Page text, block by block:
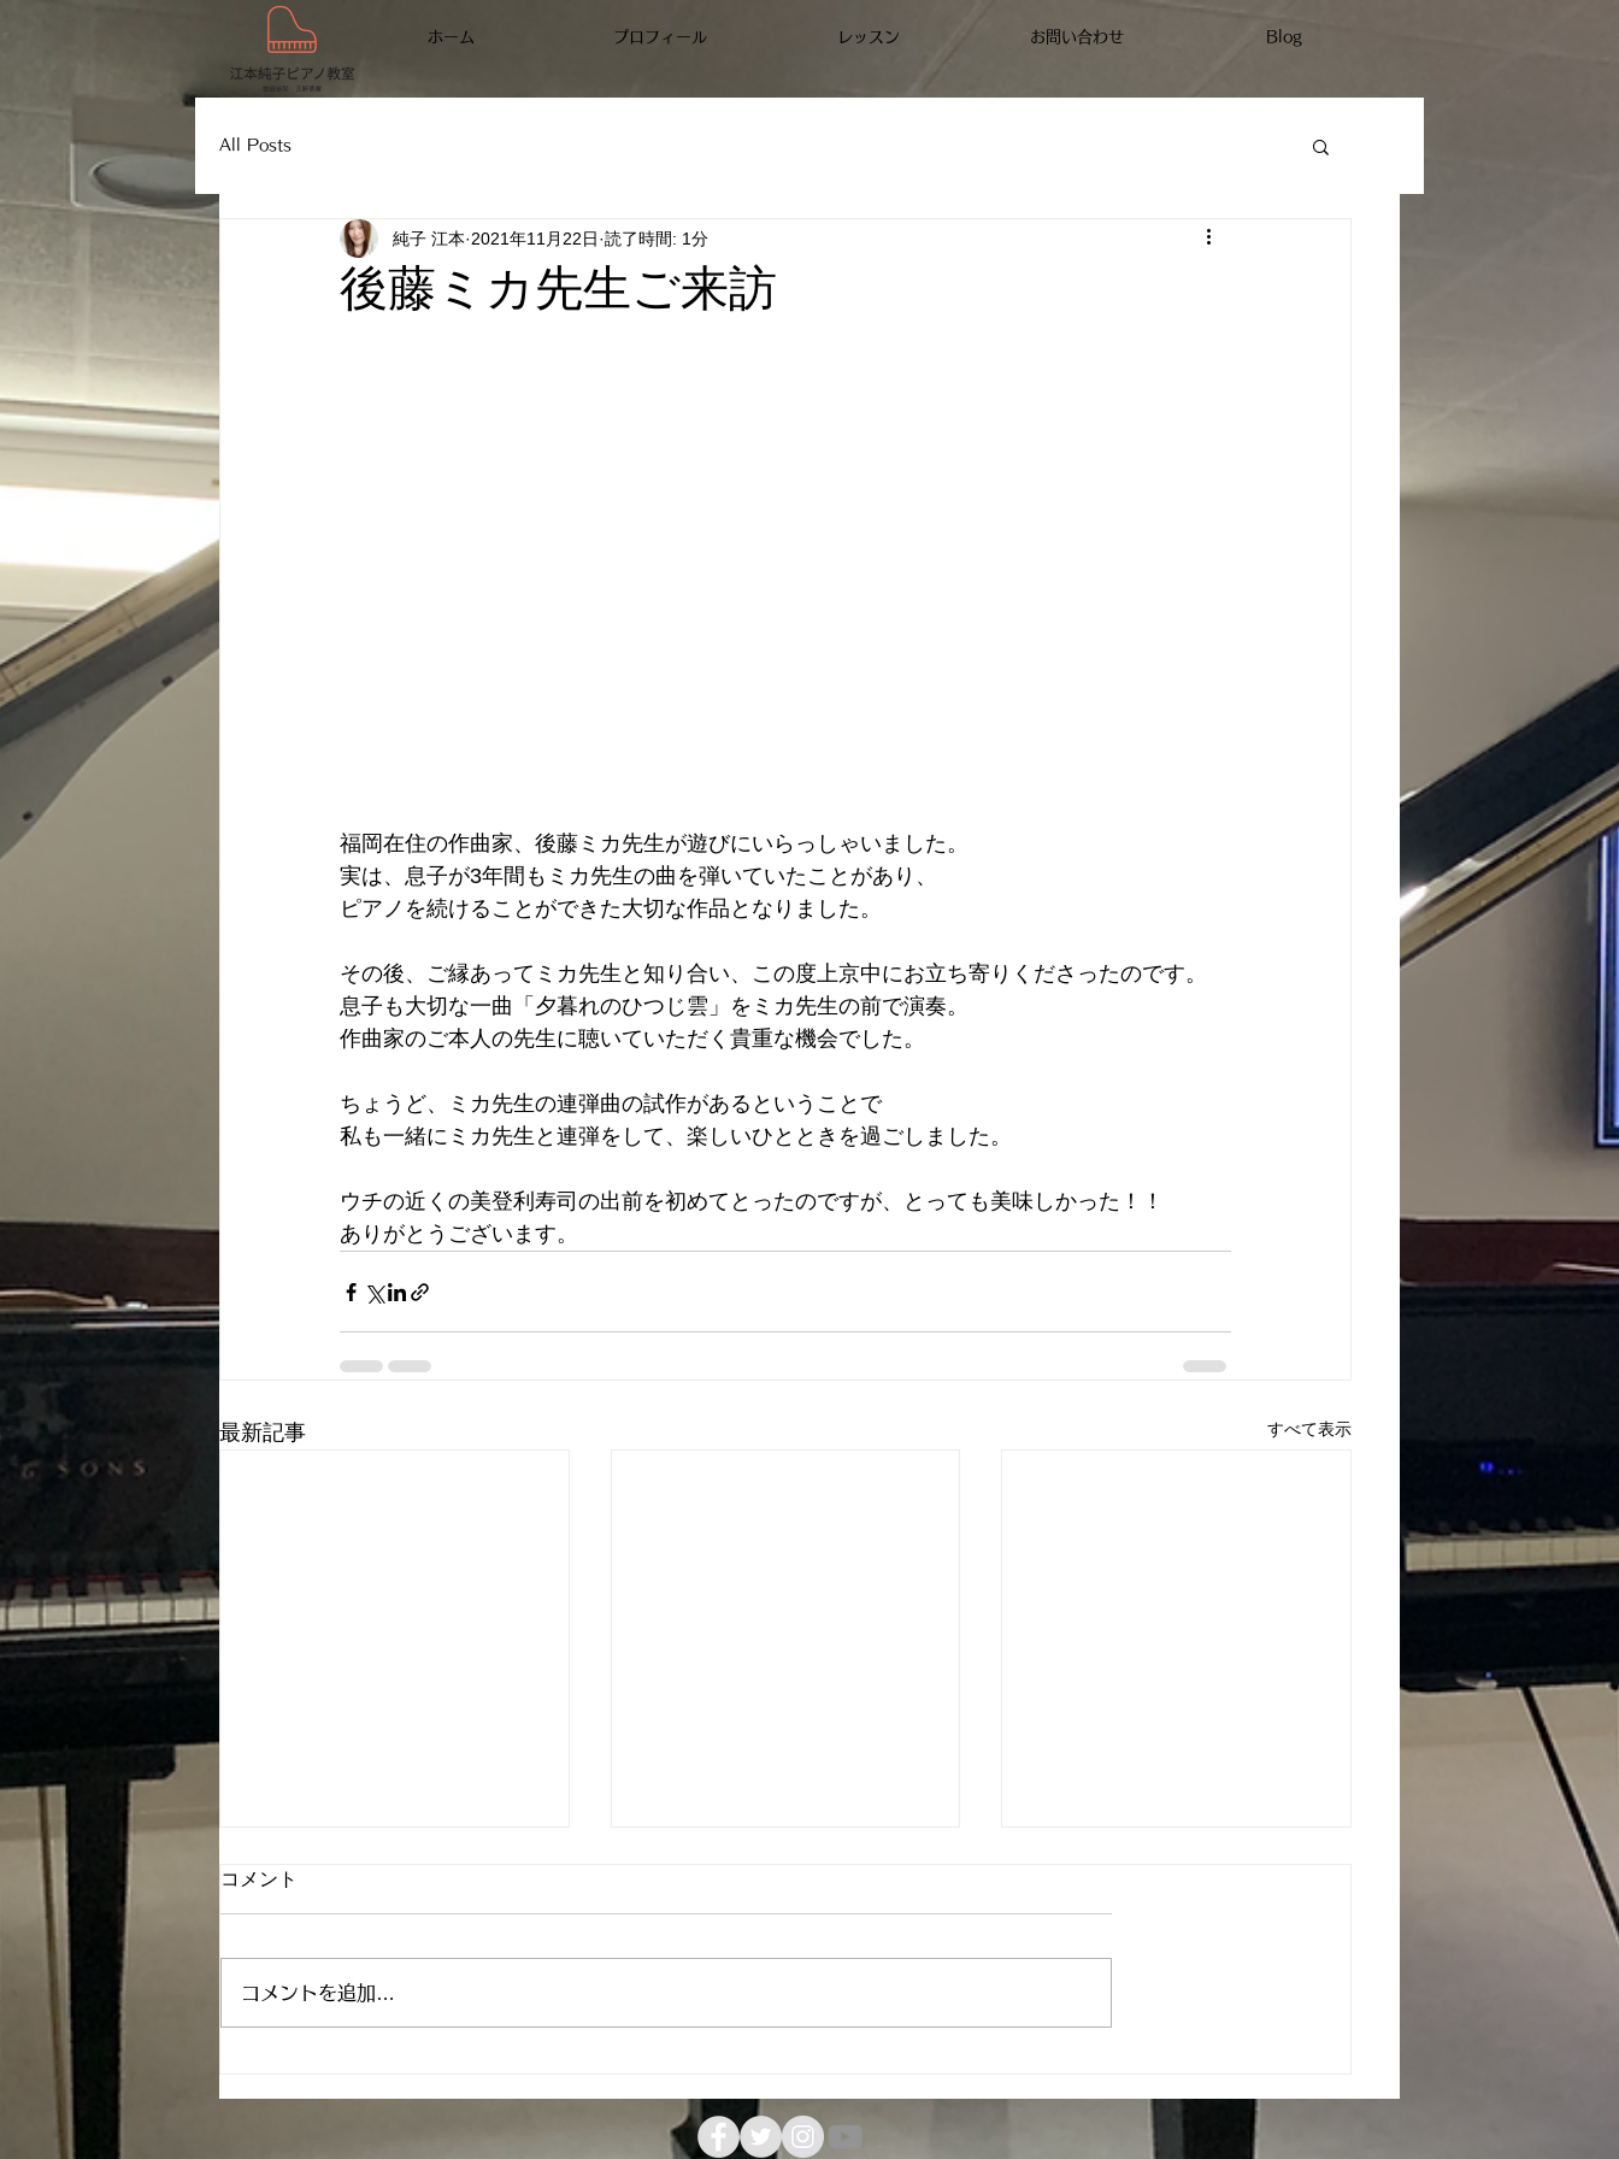
ホーム プロフィール レッスン お問い合わせ Blog
All Posts
後藤ミカ先生ご来訪
純子 江本 2021年11月22日 読了時間: 1分
福岡在住の作曲家、後藤ミカ先生が遊びにいらっしゃいました。
実は、息子が3年間もミカ先生の曲を弾いていたことがあり、
ピアノを続けることができた大切な作品となりました。
その後、ご縁あってミカ先生と知り合い、この度上京中にお立ち寄りくださったのです。
息子も大切な一曲「夕暮れのひつじ雲」をミカ先生の前で演奏。
作曲家のご本人の先生に聴いていただく貴重な機会でした。
ちょうど、ミカ先生の連弾曲の試作があるということで
私も一緒にミカ先生と連弾をして、楽しいひとときを過ごしました。
ウチの近くの美登利寿司の出前を初めてとったのですが、とっても美味しかった！！
ありがとうございます。
最新記事 すべて表示
春に向けて
「成人の日」を生徒の日として、
た。 ・ちいさい秋みつけた ・す
いの一曲をご指導いただきまし
た。...
新年明けましておめでとうござい
した。 素敵な演奏を皆さん有難
コメント
コメントを追加…